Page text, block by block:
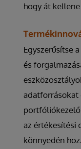
hogy át
Egyszerűsítse
és
adatforrásokat
portfóliókezelő
az értékesítési
könnyedén